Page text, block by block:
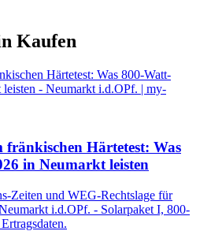
Kaufen
Härtetest: Was
in Neumarkt leisten
Zeiten und WEG-Rechtslage für
i.d.OPf. - Solarpaket I, 800-